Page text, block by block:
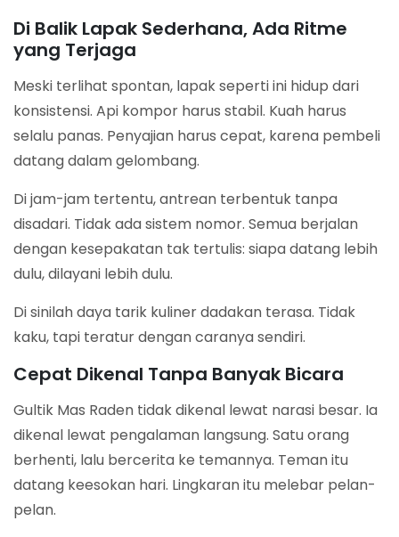
Di Balik Lapak Sederhana, Ada Ritme
yang Terjaga
Meski terlihat spontan, lapak seperti ini hidup dari
konsistensi. Api kompor harus stabil. Kuah harus
selalu panas. Penyajian harus cepat, karena pembeli
datang dalam gelombang.
Di jam-jam tertentu, antrean terbentuk tanpa
disadari. Tidak ada sistem nomor. Semua berjalan
dengan kesepakatan tak tertulis: siapa datang lebih
dulu, dilayani lebih dulu.
Di sinilah daya tarik kuliner dadakan terasa. Tidak
kaku, tapi teratur dengan caranya sendiri.
Cepat Dikenal Tanpa Banyak Bicara
Gultik Mas Raden tidak dikenal lewat narasi besar. Ia
dikenal lewat pengalaman langsung. Satu orang
berhenti, lalu bercerita ke temannya. Teman itu
datang keesokan hari. Lingkaran itu melebar pelan-
pelan.